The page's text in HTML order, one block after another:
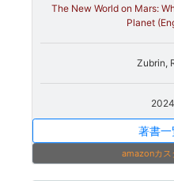
The New World on Mars:
Planet
Zubrin,
著書
amazonカス